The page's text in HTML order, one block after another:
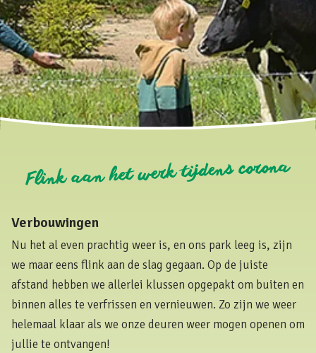
Flink aan het werk tijdens corona
Verbouwingen
Nu het al even prachtig weer is, en ons park leeg is, zijn
we maar eens flink aan de slag gegaan. Op de juiste
afstand hebben we allerlei klussen opgepakt om buiten en
binnen alles te verfrissen en vernieuwen. Zo zijn we weer
helemaal klaar als we onze deuren weer mogen openen om
jullie te ontvangen!